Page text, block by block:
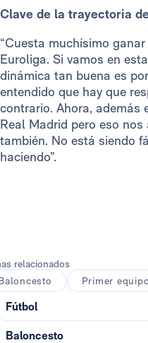
Clave de la trayectoria
“Cuesta muchísimo
Euroliga. Si vamos en
dinámica tan buena es
entendido que hay que
contrario. Ahora, además
Real Madrid pero eso
también. No está siendo
haciendo”.
relacionados
Primer equipo
Fútbol
Baloncesto